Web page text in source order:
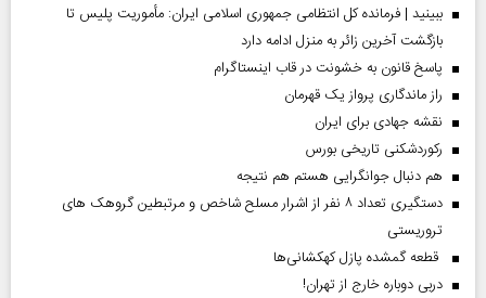
ببینید | فرمانده کل انتظامی جمهوری اسلامی ایران­: مأموریت پلیس تا
بازگشت آخرین زائر به منزل ادامه دارد
پاسخ قانون به خشونت در قاب اینستاگرام
راز ماندگاری پرواز یک قهرمان
نقشه جهادی برای ایران
رکوردشکنی تاریخی بورس
هم دنبال جوانگرایی هستم هم نتیجه
دستگیری تعداد ۸ نفر از اشرار مسلح شاخص و مرتبطین گروهک های
تروریستی
قطعه گمشده پازل کهکشانی‌ها
دربی دوباره خارج از تهران!